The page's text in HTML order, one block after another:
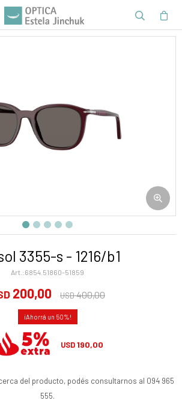
3355-s - 1216/b1
6854.51860-51859
200,00 USD400,00
50
USD190,00
del producto, podés consultarnos al 094 965
555.